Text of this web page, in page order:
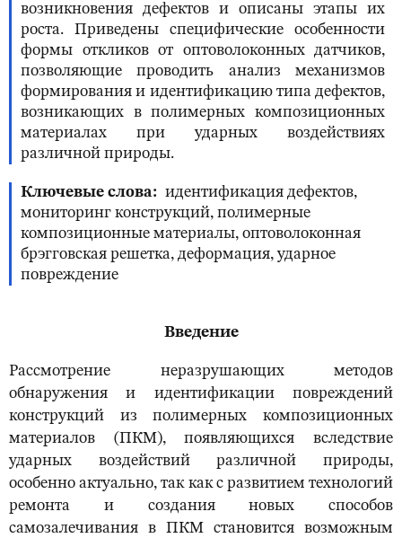
возникновения дефектов и описаны этапы их
роста. Приведены специфические особенности
формы откликов от оптоволоконных датчиков,
позволяющие проводить анализ механизмов
формирования и идентификацию типа дефектов,
возникающих в полимерных композиционных
материалах при ударных воздействиях
различной природы.
Ключевые слова
идентификация дефектов,
мониторинг конструкций, полимерные
композиционные материалы, оптоволоконная
брэгговская решетка, деформация, ударное
повреждение
Введение
Рассмотрение неразрушающих методов
обнаружения и идентификации повреждений
конструкций из полимерных композиционных
материалов (ПКМ), появляющихся вследствие
ударных воздействий различной природы,
особенно актуально, так как с развитием технологий
ремонта и создания новых способов
самозалечивания в ПКМ становится возможным